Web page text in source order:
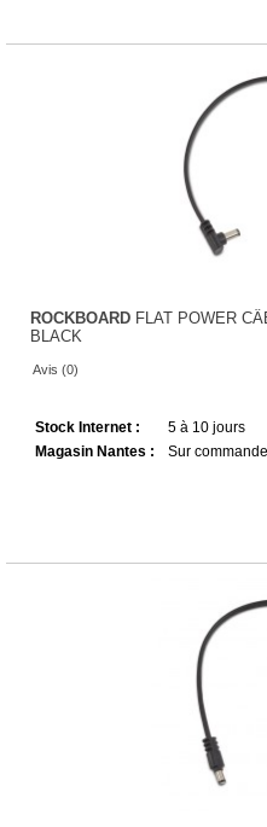
ROCKBOARD FLAT POWER
BLACK
Avis (0)
Stock Internet :
5 à 10 jours
Magasin Nantes :
Sur commande